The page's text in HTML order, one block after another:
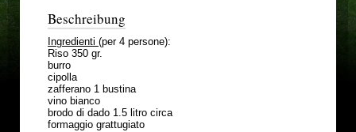
Beschreibung
Ingredienti (per 4 persone):
Riso 350 gr.
burro
cipolla
zafferano 1 bustina
vino bianco
brodo di dado 1.5 litro circa
formaggio grattugiato